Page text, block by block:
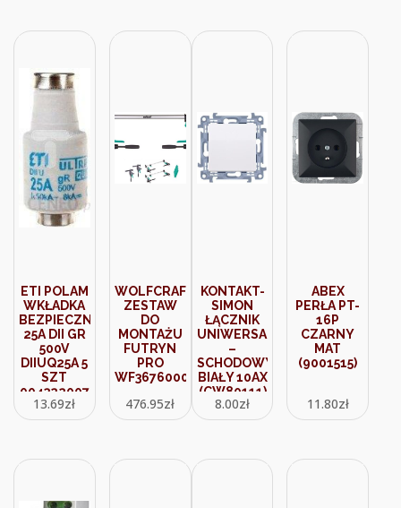
ETI POLAM
WKŁADKA
BEZPIECZNIKOWA
25A DII GR
500V
DIIUQ25A 5
SZT
004322007
13.69zł
WOLFCRAFT
ZESTAW
DO
MONTAŻU
FUTRYN
PRO
WF3676000
476.95zł
KONTAKT-
SIMON
ŁĄCZNIK
UNIWERSALNY
–
SCHODOWY
BIAŁY 10AX
(CW80111)
8.00zł
ABEX
PERŁA PT-
16P
CZARNY
MAT
(9001515)
11.80zł